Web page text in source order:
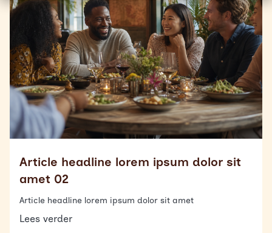
Article headline lorem ipsum dolor sit
amet 02
Article headline lorem ipsum dolor sit amet
Lees verder